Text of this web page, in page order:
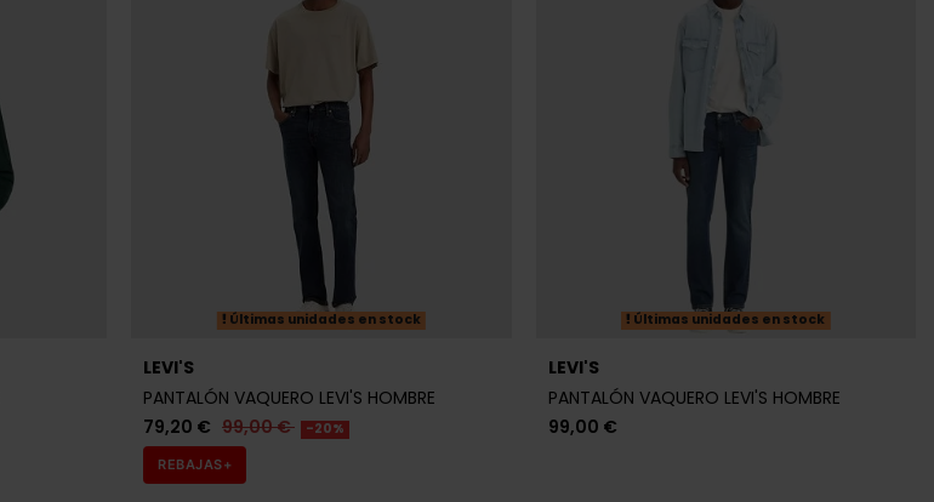
Últimas unidades en stock
LEVI'S
PANTALÓN VAQUERO LEVI'S HOMBRE
79,20 € 99,00 € -20%
REBAJAS+
Últimas unidades en stock
LEVI'S
PANTALÓN VAQUERO LEVI'S HOMBRE
99,00 €